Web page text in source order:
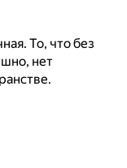
То, что без
нет